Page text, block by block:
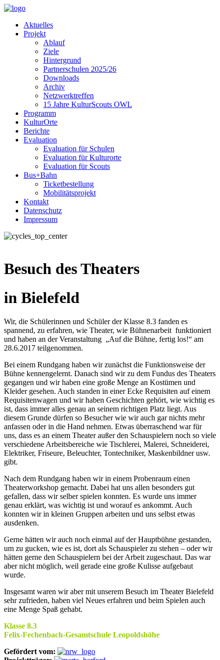
Aktuelles
Projekt
Ablauf
Ziele
Hintergrund
Partnerschulen 2025/26
Downloads
Archiv
Netzwerktreffen
15 Jahre KulturScouts OWL
Programm
KulturOrte
Berichte
Evaluation
Evaluation für Schulen
Evaluation für Kulturorte
Evaluation für Scouts
Bus+Bahn
Ticketbestellung
Mobilitätsprojekt
Kontakt
Datenschutz
Impressum
Besuch des Theaters
in Bielefeld
Wir, die Schülerinnen und Schüler der Klasse 8.3 fanden es
spannend, zu erfahren, wie Theater, wie Bühnenarbeit funktioniert
und haben an der Veranstaltung „Auf die Bühne, fertig los!“ am
28.6.2017 teilgenommen.
Bei einem Rundgang haben wir zunächst die Funktionsweise der
Bühne kennengelernt. Danach sind wir zu dem Fundus des Theaters
gegangen und wir haben eine große Menge an Kostümen und
Kleider gesehen. Auch standen in einer Ecke Requisiten auf einem
Requisitenwagen und wir haben Geschichten gehört, wie wichtig es
ist, dass immer alles genau an seinem richtigen Platz liegt. Aus
diesem Grunde dürfen so Besucher wie wir auch gar nichts mehr
anfassen oder in die Hand nehmen. Etwas überraschend war für
uns, dass es an einem Theater außer den Schauspielern noch so viele
verschiedene Arbeitsbereiche wie Tischlerei, Malerei, Schneiderei,
Elektriker, Friseure, Beleuchter, Tontechniker, Maskenbildner usw.
gibt.
Nach dem Rundgang haben wir in einem Probenraum einen
Theaterworkshop gemacht. Dabei hat uns allen besonders gut
gefallen, dass wir selber spielen konnten. Es wurde uns immer
genau erklärt, was wichtig ist und worauf es ankommt. Auch
konnten wir in kleinen Gruppen arbeiten und uns selbst etwas
ausdenken.
Gerne hätten wir auch noch einmal auf der Hauptbühne gestanden,
um zu gucken, wie es ist, dort als Schauspieler zu stehen – oder wir
hätten gerne den Schauspielern bei der Arbeit zugeschaut. Das war
aber nicht möglich, weil gerade eine große Kulisse aufgebaut
wurde.
Insgesamt waren wir aber mit unserem Besuch im Theater Bielefeld
sehr zufrieden, haben viel Neues erfahren und beim Spielen auch
eine Menge Spaß gehabt.
Klasse 8.3
Felix-Fechenbach-Gesamtschule Leopoldshöhe
Gefördert vom: